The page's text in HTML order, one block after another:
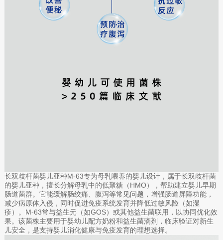
长双歧杆菌婴儿亚种M-63专为母乳喂养的婴儿设计，属于长双歧杆菌
的婴儿亚种，擅长分解母乳中的低聚糖（HMO），帮助建立婴儿早期
肠道菌群。它能缓解肠绞痛、腹泻等常见问题，增强肠道屏障功能，
减少病原体入侵，同时促进免疫系统发育并降低过敏风险（如湿
疹）。M-63常与益生元（如GOS）或其他益生菌联用，以协同优化效
果。该菌株主要用于婴幼儿配方奶粉和益生菌滴剂，临床验证对新生
儿安全，是支持婴儿消化健康与免疫发育的理想选择。